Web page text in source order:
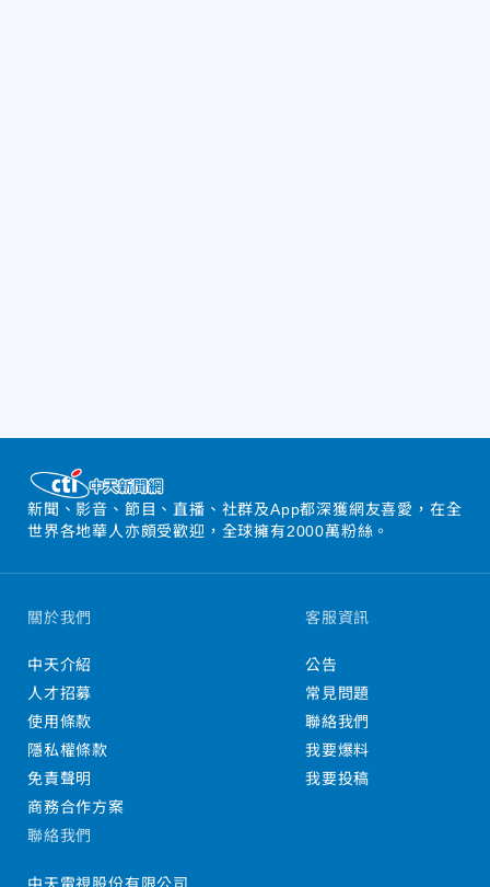
新聞、影音、節目、直播、社群及App都深獲網友喜愛，在全
世界各地華人亦頗受歡迎，全球擁有2000萬粉絲。
關於我們
中天介紹
人才招募
使用條款
隱私權條款
免責聲明
商務合作方案
客服資訊
公告
常見問題
聯絡我們
我要爆料
我要投稿
聯絡我們
中天電視股份有限公司